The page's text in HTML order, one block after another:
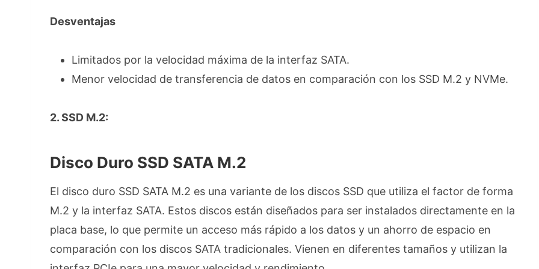
Desventajas
Limitados por la velocidad máxima de la interfaz SATA.
Menor velocidad de transferencia de datos en comparación con los SSD M.2 y NVMe.
2. SSD M.2:
Disco Duro SSD SATA M.2
El disco duro SSD SATA M.2 es una variante de los discos SSD que utiliza el factor de forma
M.2 y la interfaz SATA. Estos discos están diseñados para ser instalados directamente en la
placa base, lo que permite un acceso más rápido a los datos y un ahorro de espacio en
comparación con los discos SATA tradicionales. Vienen en diferentes tamaños y utilizan la